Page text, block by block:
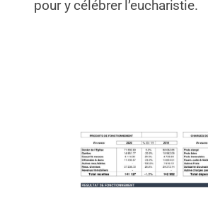
pour y célébrer l’eucharistie.